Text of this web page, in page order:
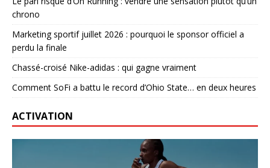
chrono
Marketing sportif juillet 2026 : pourquoi le sponsor officiel a
perdu la finale
Chassé-croisé Nike-adidas : qui gagne vraiment
Comment SoFi a battu le record d’Ohio State… en deux heures
ACTIVATION